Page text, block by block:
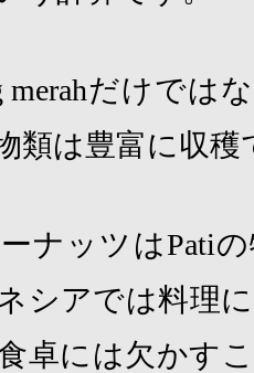
merahだけでは
類は豊富に収穫
ナッツはPati
シアでは料理
卓には欠かす